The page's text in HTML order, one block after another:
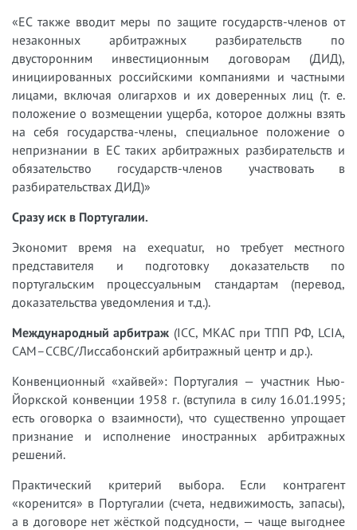
«ЕС также вводит меры по защите государств-членов от
незаконных арбитражных разбирательств по
двусторонним инвестиционным договорам (ДИД),
инициированных российскими компаниями и частными
лицами, включая олигархов и их доверенных лиц (т. е.
положение о возмещении ущерба, которое должны взять
на себя государства-члены, специальное положение о
непризнании в ЕС таких арбитражных разбирательств и
обязательство государств-членов участвовать в
разбирательствах ДИД)»
Сразу иск в Португалии.
Экономит время на exequatur, но требует местного
представителя и подготовку доказательств по
португальским процессуальным стандартам (перевод,
доказательства уведомления и т.д.).
Международный арбитраж (ICC, МКАС при ТПП РФ, LCIA,
CAM–CCBC/Лиссабонский арбитражный центр и др.).
Конвенционный «хайвей»: Португалия — участник Нью-
Йоркской конвенции 1958 г. (вступила в силу 16.01.1995;
есть оговорка о взаимности), что существенно упрощает
признание и исполнение иностранных арбитражных
решений.
Практический критерий выбора. Если контрагент
«коренится» в Португалии (счета, недвижимость, запасы),
а в договоре нет жёсткой подсудности, — чаще выгоднее